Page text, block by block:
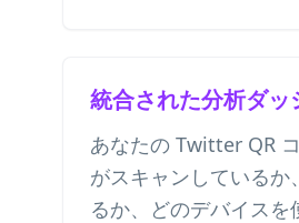
統合された分析ダッ
あなたの Twitter QR
がスキャンしているか
るか、どのデバイスを